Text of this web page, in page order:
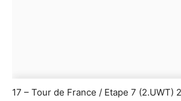
17 – Tour de France / Etape 7 (2.UWT)